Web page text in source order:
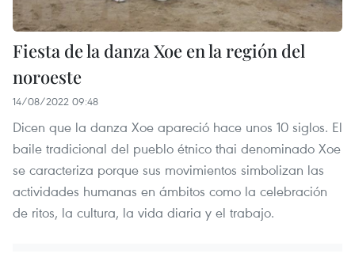
Fiesta de la danza Xoe en la región del
noroeste
14/08/2022 09:48
Dicen que la danza Xoe apareció hace unos 10 siglos. El
baile tradicional del pueblo étnico thai denominado Xoe
se caracteriza porque sus movimientos simbolizan las
actividades humanas en ámbitos como la celebración
de ritos, la cultura, la vida diaria y el trabajo.